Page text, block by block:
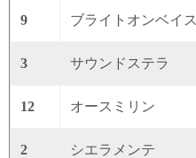
9 ブライトオンベイス
3 サウンドステラ
12 オースミリン
2 シエラメンテ